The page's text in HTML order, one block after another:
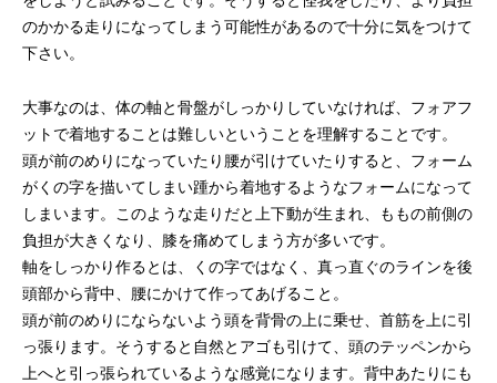
のかかる走りになってしまう可能性があるので十分に気をつけて
下さい。
大事なのは、体の軸と骨盤がしっかりしていなければ、フォアフ
ットで着地することは難しいということを理解することです。
頭が前のめりになっていたり腰が引けていたりすると、フォーム
がくの字を描いてしまい踵から着地するようなフォームになって
しまいます。このような走りだと上下動が生まれ、ももの前側の
負担が大きくなり、膝を痛めてしまう方が多いです。
軸をしっかり作るとは、くの字ではなく、真っ直ぐのラインを後
頭部から背中、腰にかけて作ってあげること。
頭が前のめりにならないよう頭を背骨の上に乗せ、首筋を上に引
っ張ります。そうすると自然とアゴも引けて、頭のテッペンから
上へと引っ張られているような感覚になります。背中あたりにも